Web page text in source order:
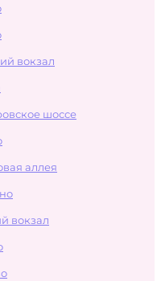
вокзал
шоссе
аллея
вокзал